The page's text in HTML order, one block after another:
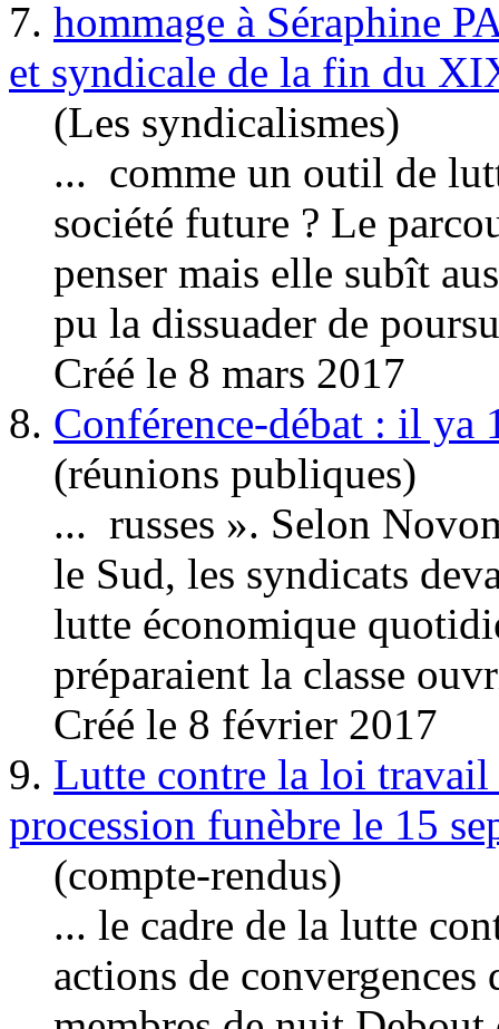
7. hommage à Séraphine
et syndicale de la fin du
(Les syndicalismes)
... comme un outil de
société future ? Le
penser mais elle subît
pu la dissuader de
Créé le 8 mars 2017
8. Conférence-débat : il ya
(réunions publiques)
... russes ». Selon
le Sud, les syndicats
lutte économique
préparaient la classe
Créé le 8 février 2017
9. Lutte contre la loi
procession funèbre le 15
(compte-rendus)
... le cadre de la lutte
actions de convergences